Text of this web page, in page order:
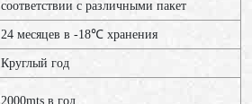
соответствии с различными пакет
24 месяцев в -18℃ хранения
Круглый год
2000mts в год